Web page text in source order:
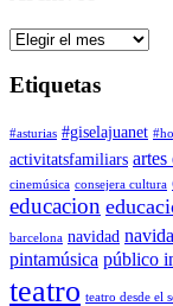
Archivos
Etiquetas
#asturias #giselajuanet
activitatsfamiliars artes
cinemúsica consejera cultura
educacion
barcelona navidad
pintamúsica público
teatro teatro desde el